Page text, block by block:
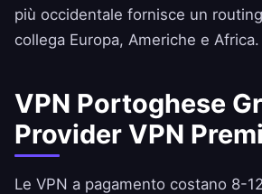
più occidentale fornisce un
collega Europa, Americhe e Africa.
VPN Portoghese
Provider VPN
Le VPN a pagamento costano 8-